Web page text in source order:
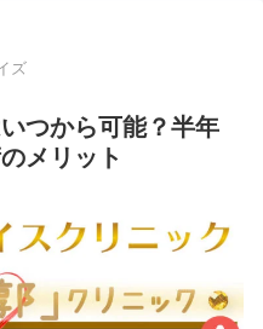
ズ
つから可能？半年
メリット